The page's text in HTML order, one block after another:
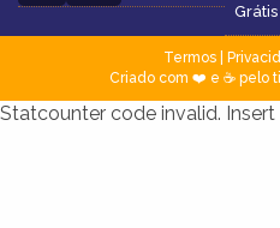
Grátis
Termos|
Criado com ❤️ e ☕ pelo
Statcounter code invalid. Insert